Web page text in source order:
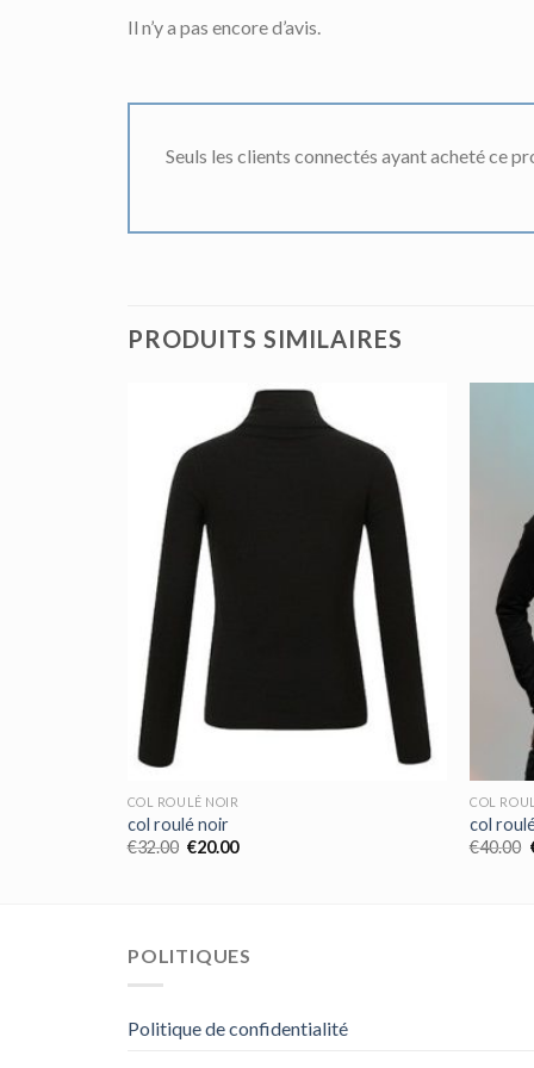
Il n’y a pas encore d’avis.
Seuls les clients connectés ayant acheté ce
PRODUITS SIMILAIRES
COL ROULÉ NOIR
col roulé noir
€32.00 €20.00
COL
col
€40.00
POLITIQUES
Politique de confidentialité